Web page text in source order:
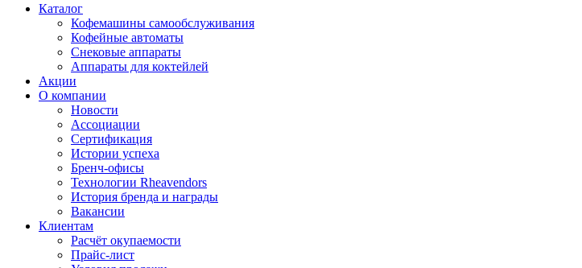
Каталог
Кофемашины самообслуживания
Кофейные автоматы
Снековые аппараты
Аппараты для коктейлей
Акции
О компании
Новости
Ассоциации
Сертификация
Истории успеха
Бренч-офисы
Технологии Rheavendors
История бренда и награды
Вакансии
Клиентам
Расчёт окупаемости
Прайс-лист